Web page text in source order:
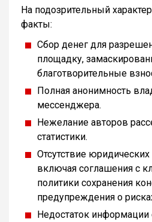
На подозрительный
факты:
Сбор денег для
площадку,
благотворительные
Полная анонимность
мессенджера.
Нежелание авторов
статистики.
Отсутствие
включая соглашения с
политики сохранения
предупреждения о
Недостаток информации